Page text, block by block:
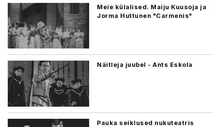
Meie külalised. Maiju Kuusoja ja
Jorma Huttunen "Carmenis"
Näitleja juubel - Ants Eskola
Pauka seiklused nukuteatris